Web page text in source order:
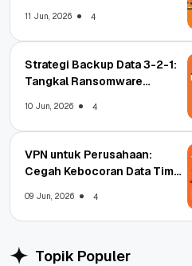
11 Jun, 2026 4
Strategi Backup Data 3-2-1:
Tangkal Ransomware
10 Jun, 2026 4
VPN untuk Perusahaan:
Cegah Kebocoran Data Tim
09 Jun, 2026 4
Topik Populer